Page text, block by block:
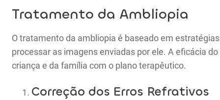
Tratamento da Ambliopia
O tratamento da ambliopia é baseado em
processar as imagens enviadas por ele. A eficácia
criança e da família com o plano terapêutico.
Correção dos Erros Refrativos